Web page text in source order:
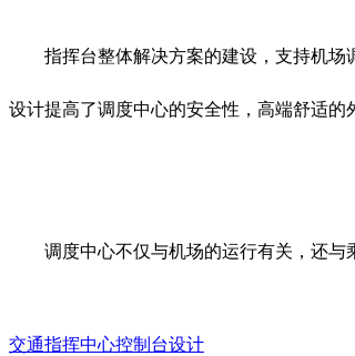
指挥台整体解决方案的建设，支持机场调
设计提高了调度中心的安全性，高端舒适的
调度中心不仅与机场的运行有关，还与乘
交通指挥中心控制台设计